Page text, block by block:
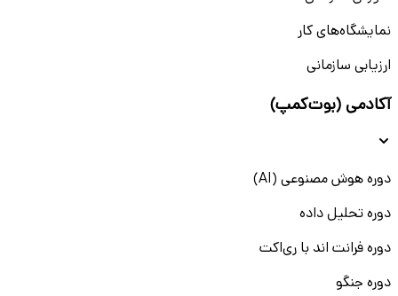
نمایشگاه‌های کار
ارزیابی سازمانی
آکادمی (بوت‌کمپ)
دوره هوش مصنوعی (AI)
دوره تحلیل داده
دوره فرانت اند با ری‌اکت
دوره جنگو